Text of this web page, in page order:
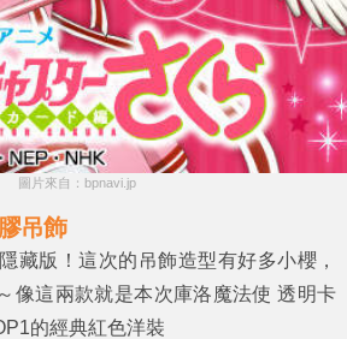
圖片來自：bpnavi.jp
吊飾
藏版！這次的吊飾造型有好多小櫻，
像這兩款就是本次庫洛魔法使 透明卡
的經典紅色洋裝